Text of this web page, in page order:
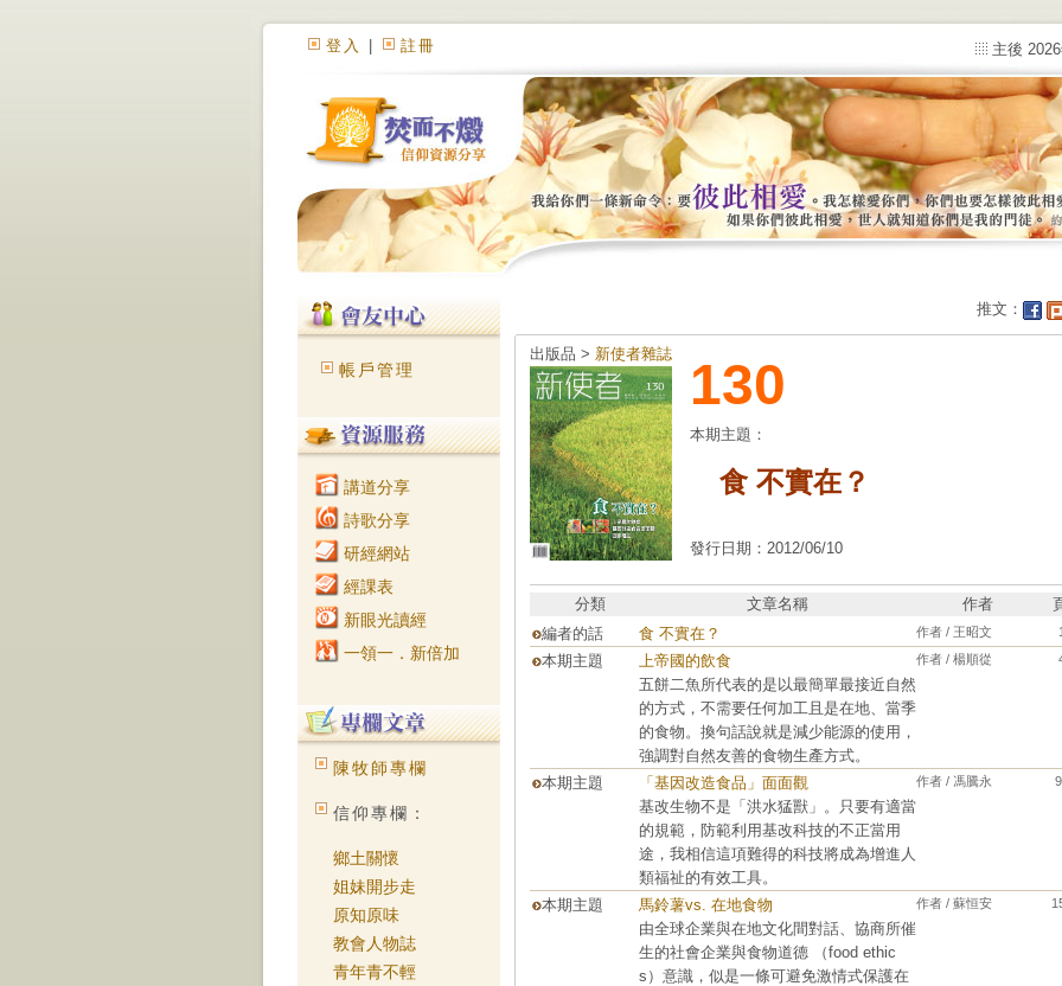
登入 註冊 主後
帳戶管理
講道分享
詩歌分享
研經網站
經課表
新眼光讀經
一領一．新倍加
陳牧師專欄
信仰專欄：
鄉土關懷
姐妹開步走
原知原味
教會人物誌
青年青不輕
推文：
出版品 > 新使者雜誌 130
本期主題：
食 不實在？
發行日期：2012/06/10
分類 文章名稱 作者
編者的話
食 不實在？ 作者 / 王昭文
本期主題
上帝國的飲食
五餅二魚所代表的是以最簡單最接近自然
的方式，不需要任何加工且是在地、當季
的食物。換句話說就是減少能源的使用，
強調對自然友善的食物生產方式。
作者 / 楊順從
本期主題
「基因改造食品」面面觀
基改生物不是「洪水猛獸」。只要有適當
的規範，防範利用基改科技的不正當用
途，我相信這項難得的科技將成為增進人
類福祉的有效工具。
作者 / 馮騰永
本期主題
馬鈴薯vs. 在地食物
由全球企業與在地文化間對話、協商所催
生的社會企業與食物道德 （food ethic
s）意識，似是一條可避免激情式保護在
作者 / 蘇恒安